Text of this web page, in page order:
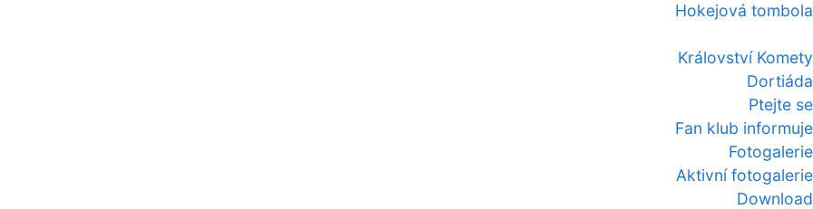
Hokejová tombola
Království Komety
Dortiáda
Ptejte se
Fan klub informuje
Fotogalerie
Aktivní fotogalerie
Download